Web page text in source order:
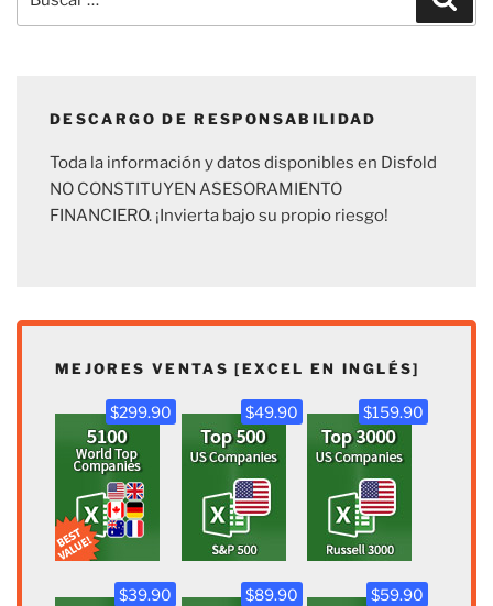
por:
DESCARGO DE RESPONSABILIDAD
Toda la información y datos disponibles en Disfold
NO CONSTITUYEN ASESORAMIENTO
FINANCIERO. ¡Invierta bajo su propio riesgo!
MEJORES VENTAS [EXCEL EN INGLÉS]
$299.90 $49.90 $159.90
$39.90 $89.90 $59.90